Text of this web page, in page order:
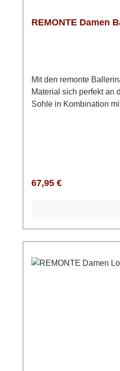
REMONTE Damen
Mit den remonte
Material sich perfekt an
Sohle in Kombination
Regulärer Preis:
67,95 €